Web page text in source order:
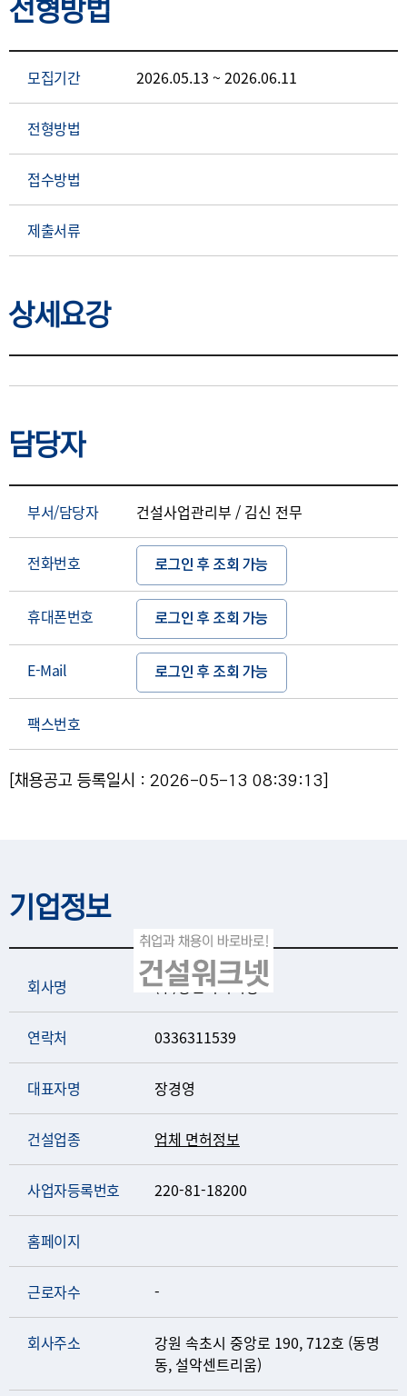
전형방법
모집기간 2026.05.13 ~ 2026.06.11
전형방법
접수방법
제출서류
상세요강
상세요강
담당자
부서/담당자 건설사업관리부 / 김신 전무
전화번호 로그인 후 조회 가능
휴대폰번호 로그인 후 조회 가능
E-Mail 로그인 후 조회 가능
팩스번호
[채용공고 등록일시 : 2026-05-13 08:39:13]
기업정보
회사명 (주)정엔지니어링
연락처 0336311539
대표자명 장경영
건설업종 업체 면허정보
사업자등록번호 220-81-18200
홈페이지
근로자수 -
회사주소
강원 속초시 중앙로 190, 712호 (동명
동, 설악센트리움)